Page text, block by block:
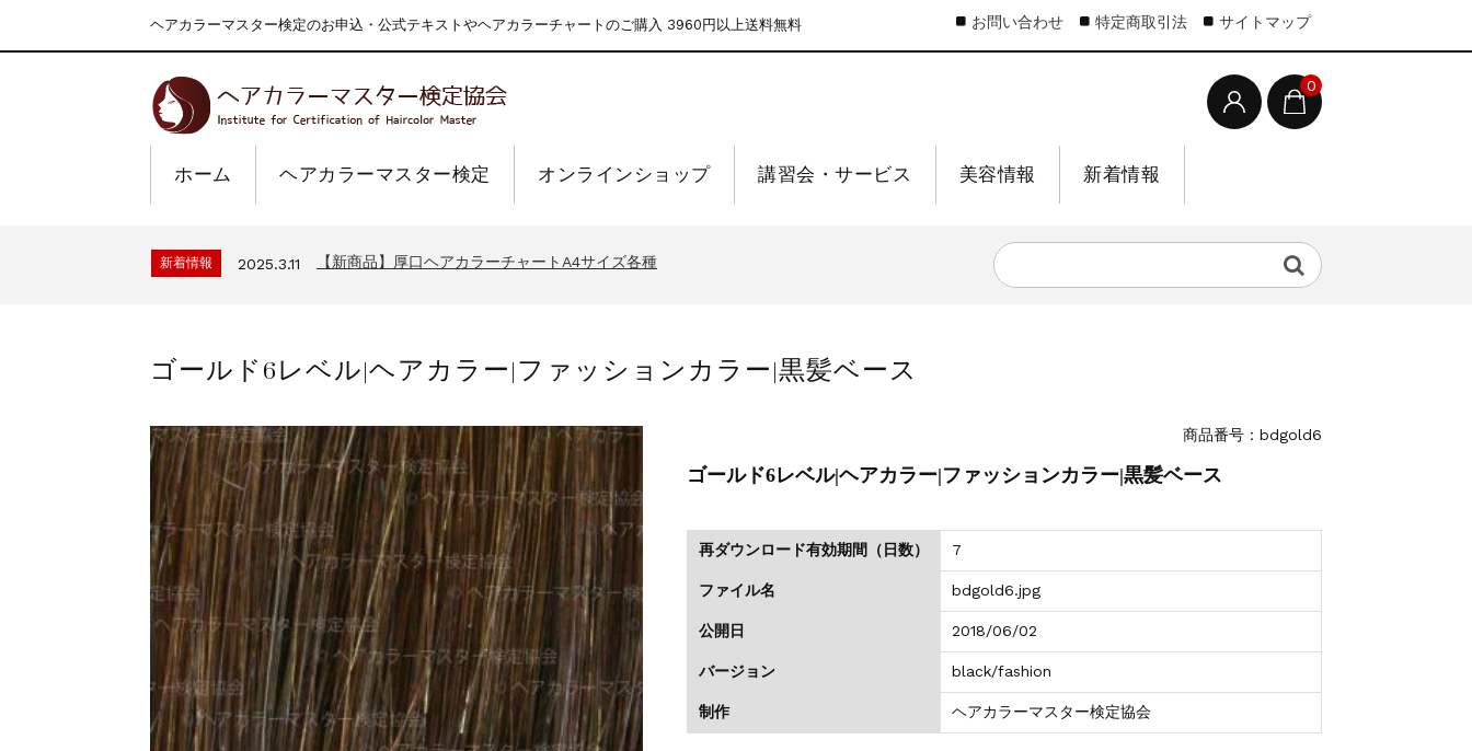
ヘアカラーマスター検定のお申込・公式テキストやヘアカラーチャートのご購入 3960円以上送料無料
0
ホーム ヘアカラーマスター検定 オンラインショップ 講習会・サービス 美容情報 新着情報
お問い合わせ 特定商取引法 サイトマップ
2024.4.9 一部ヘアカラーチャートのお値引きを行います
新着情報 2025.3.11 【新商品】厚口ヘアカラーチャートA4サイズ各種
新着情報 2026.7.1 2026年度夏季・シルバーウィーク休業のお知らせ
新着情報 2024.7.2 9月24日頃よりオンラインショップの送料の改定を行います
新着情報 2024.4.10 在庫処分セールのお知らせ【なくなり次第終了】
新着情報 2024.4.9 一部ヘアカラーチャートのお値引きを行います
ゴールド6レベル|ヘアカラー|ファッションカラー|黒髪ベース
商品番号：bdgold6
ゴールド6レベル|ヘアカラー|ファッションカラー|黒髪ベース
再ダウンロード有効期間（日数） 7
ファイル名 bdgold6.jpg
公開日 2018/06/02
バージョン black/fashion
制作 ヘアカラーマスター検定協会